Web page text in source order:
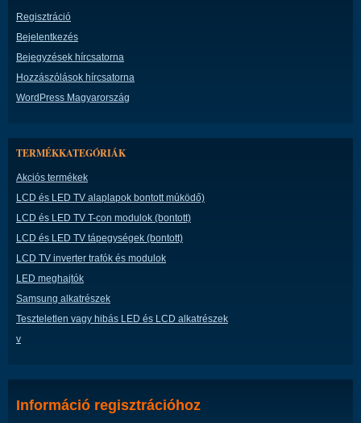
Regisztráció
Bejelentkezés
Bejegyzések hírcsatorna
Hozzászólások hírcsatorna
WordPress Magyarország
TERMÉKKATEGÓRIÁK
Akciós termékek
LCD és LED TV alaplapok bontott múködő)
LCD és LED TV T-con modulok (bontott)
LCD és LED TV tápegységek (bontott)
LCD TV inverter trafók és modulok
LED meghajtók
Samsung alkatrészek
Teszteletlen vagy hibás LED és LCD alkatrészek
v
Információ regisztrációhoz